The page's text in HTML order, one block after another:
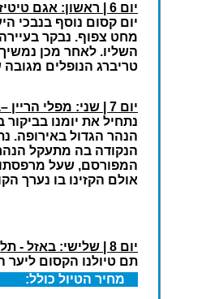
יום 6 | ראשון: אגם טיטיזה ומפלי טריברג
מחט צפוף. נבקר
טריברג הנופלים מגובה של כ-170 מטרים ונטפס במעלה המפלים בין פלגי מים ויער סבוך.
יום 7 | שני: מפלי הריין –באזל
הנקודה בה מתעקל הנהר
המפורסם, שעל מרפסתו
אולם הקזינו בו נערך
יום 8 | שלישי: באזל - תל אביב
תם טיולנו הקסום
מחיר הטיול כולל: